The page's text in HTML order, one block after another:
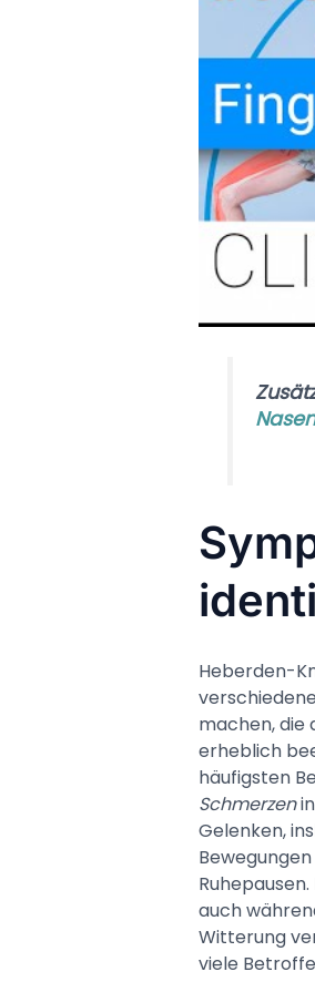
Heberden-
verschiedene
machen, die
erheblich
häufigsten
Schmerzen
Gelenken,
auch
Witterung
viele